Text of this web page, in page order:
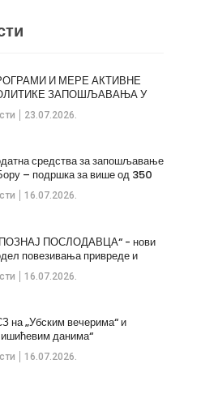
23.07.2026.
И МЕРЕ АКТИВНЕ
ЗАПОШЉАВАЊА У
КЛАДОВО
16.07.2026.
средства за запошљавање
– подршка за више од 350
16.07.2026.
ПОСЛОДАВЦА“ - нови
повезивања привреде и
кадрова
16.07.2026.
на „Убским вечерима“ и
данима“